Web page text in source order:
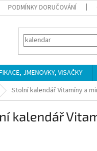
PODMÍNKY DORUČOVÁNÍ
JMENOVKY, VISAČKY
Stolní kalendář Vitamíny a
kalendář